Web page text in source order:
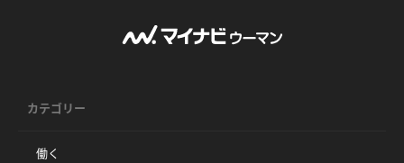
カテゴリー
働く